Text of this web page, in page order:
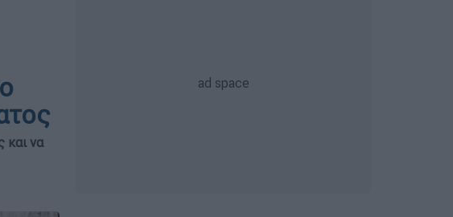
και να